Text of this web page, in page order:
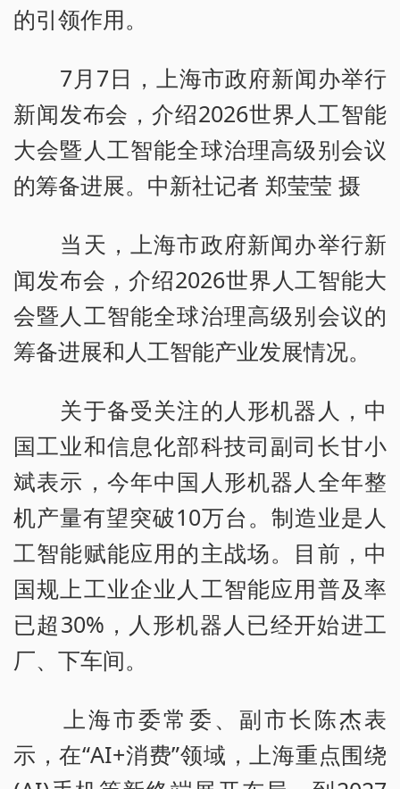
的引领作用。
7月7日，上海市政府新闻办举行
新闻发布会，介绍2026世界人工智能
大会暨人工智能全球治理高级别会议
的筹备进展。中新社记者 郑莹莹 摄
当天，上海市政府新闻办举行新
闻发布会，介绍2026世界人工智能大
会暨人工智能全球治理高级别会议的
筹备进展和人工智能产业发展情况。
关于备受关注的人形机器人，中
国工业和信息化部科技司副司长甘小
斌表示，今年中国人形机器人全年整
机产量有望突破10万台。制造业是人
工智能赋能应用的主战场。目前，中
国规上工业企业人工智能应用普及率
已超30%，人形机器人已经开始进工
厂、下车间。
上海市委常委、副市长陈杰表
示，在“AI+消费”领域，上海重点围绕